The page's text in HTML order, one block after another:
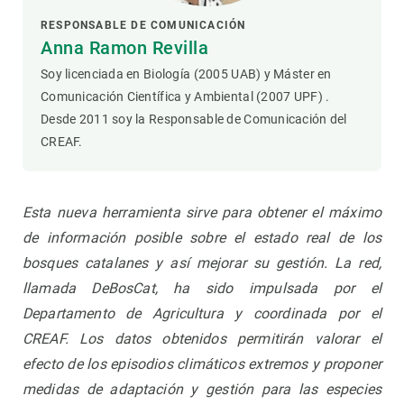
RESPONSABLE DE COMUNICACIÓN
Anna Ramon Revilla
Soy licenciada en Biología (2005 UAB) y Máster en
Comunicación Científica y Ambiental (2007 UPF) .
Desde 2011 soy la Responsable de Comunicación del
CREAF.
Esta nueva herramienta sirve para obtener el máximo
de información posible sobre el estado real de los
bosques catalanes y así mejorar su gestión. La red,
llamada DeBosCat, ha sido impulsada por el
Departamento de Agricultura y coordinada por el
CREAF. Los datos obtenidos permitirán valorar el
efecto de los episodios climáticos extremos y proponer
medidas de adaptación y gestión para las especies